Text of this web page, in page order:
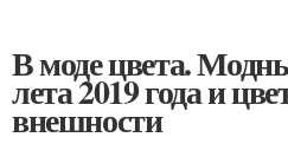
В моде цвета.
лета 2019 года и
внешности